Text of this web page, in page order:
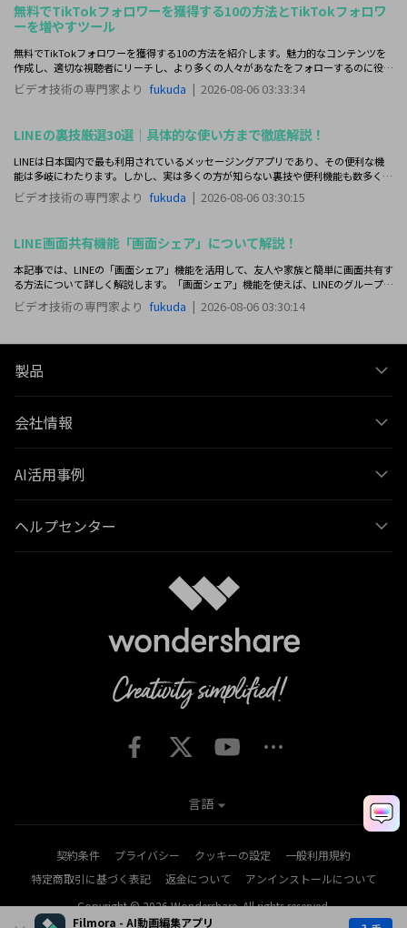
Filmora - AI動画編集アプリ
無料でTikTokフォロワーを獲得する10の方法とTikTokフォロワ
ーを増やすツール
無料でTikTokフォロワーを獲得する10の方法を紹介します。魅力的なコンテンツを
作成し、適切な視聴者にリーチし、より多くの人々があなたをフォローするのに役立
ててください。
ビデオ技術の専門家より fukuda | 2026-08-06 03:33:34
LINEの裏技厳選30選｜具体的な使い方まで徹底解説！
LINEは日本国内で最も利用されているメッセージングアプリであり、その便利な機
能は多岐にわたります。しかし、実は多くの方が知らない裏技や便利機能も数多く存
在しています。そこで本記事では、LINEをもっと便利に使うための裏技を厳選して
30選ご紹介します！
ビデオ技術の専門家より fukuda | 2026-08-06 03:30:15
LINE画面共有機能「画面シェア」について解説！
本記事では、LINEの「画面シェア」機能を活用して、友人や家族と簡単に画面共有す
る方法について詳しく解説します。「画面シェア」機能を使えば、LINEのグループ通
話中に画面を共有し、リアルタイムで同じコンテンツを楽しむことができますよ！
ビデオ技術の専門家より fukuda | 2026-08-06 03:30:14
製品
会社情報
AI活用事例
ヘルプセンター
契約条件 プライバシー クッキーの設定
一般利用規約
特定商取引に基づく表記
返金について
アンインストールについて
Copyright © 2026Wondershare. All rights reserved.
言語